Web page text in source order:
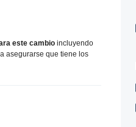
este cambio incluyendo
asegurarse que tiene los